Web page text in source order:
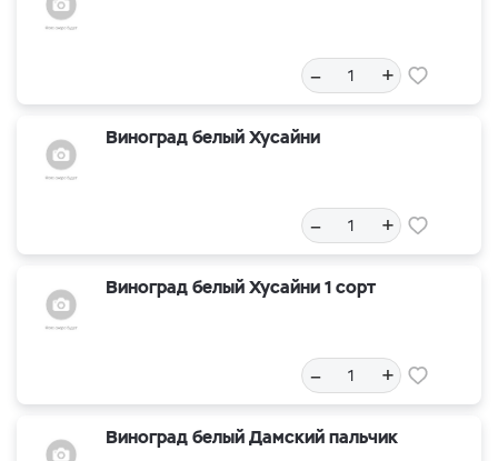
– +
Виноград белый Хусайни
– +
Виноград белый Хусайни 1 сорт
– +
Виноград белый Дамский пальчик